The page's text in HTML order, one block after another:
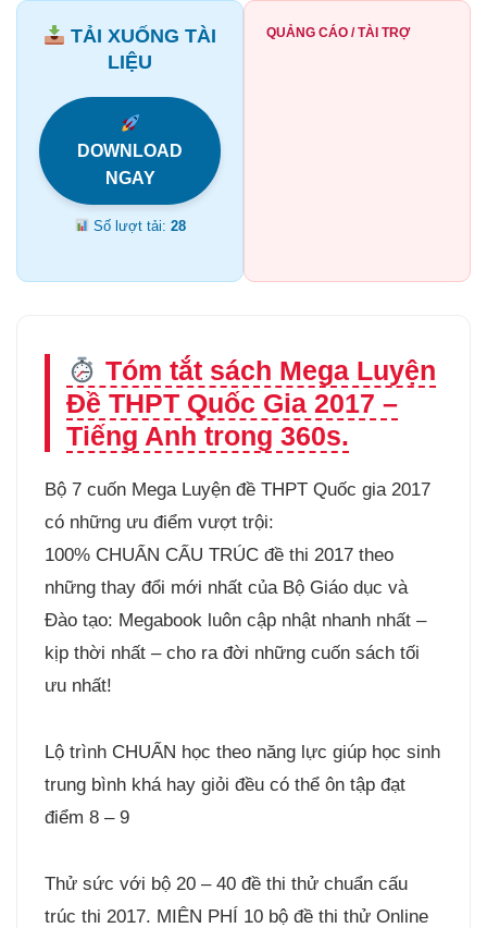
TẢI XUỐNG TÀI
LIỆU
DOWNLOAD
NGAY
Số lượt tải:28
QUẢNG CÁO / TÀI TRỢ
Tóm tắt sách Mega Luyện
Đề THPT Quốc Gia 2017 –
Tiếng Anh trong 360s.
Bộ 7 cuốn Mega Luyện đề THPT Quốc gia 2017
có những ưu điểm vượt trội:
100% CHUẨN CẤU TRÚC đề thi 2017 theo
những thay đổi mới nhất của Bộ Giáo dục và
Đào tạo: Megabook luôn cập nhật nhanh nhất –
kịp thời nhất – cho ra đời những cuốn sách tối
ưu nhất!
Lộ trình CHUẨN học theo năng lực giúp học sinh
trung bình khá hay giỏi đều có thể ôn tập đạt
điểm 8 – 9
Thử sức với bộ 20 – 40 đề thi thử chuẩn cấu
trúc thi 2017. MIÊN PHÍ 10 bộ đề thi thử Online